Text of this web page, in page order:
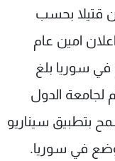
قتيلا بحسب
امين عام
في سوريا بلغ
لجامعة الدول
بتطبيق سيناريو
في سوريا.